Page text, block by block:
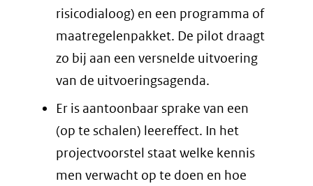
risicodialoog) en een programma of
maatregelenpakket. De pilot draagt
zo bij aan een versnelde uitvoering
van de uitvoeringsagenda.
Er is aantoonbaar sprake van een
(op te schalen) leereffect. In het
projectvoorstel staat welke kennis
men verwacht op te doen en hoe